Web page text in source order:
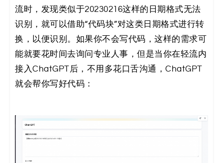
流时，发现类似于20230216这样的日期格式无法
识别，就可以借助“代码块”对这类日期格式进行转
换，以便识别。如果你不会写代码，这样的需求可
能就要花时间去询问专业人事，但是当你在轻流内
接入ChatGPT后，不用多花口舌沟通，ChatGPT
就会帮你写好代码：